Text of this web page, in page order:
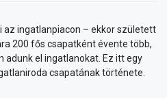
ingatlanpiacon – ekkor született
200 fős csapatként évente több,
el ingatlanokat. Ez itt egy
csapatának története.